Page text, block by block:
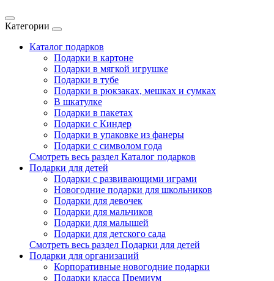
Категории
Каталог подарков
Подарки в картоне
Подарки в мягкой игрушке
Подарки в тубе
Подарки в рюкзаках, мешках и сумках
В шкатулке
Подарки в пакетах
Подарки с Киндер
Подарки в упаковке из фанеры
Подарки с символом года
Смотреть весь раздел Каталог подарков
Подарки для детей
Подарки с развивающими играми
Новогодние подарки для школьников
Подарки для девочек
Подарки для мальчиков
Подарки для малышей
Подарки для детского сада
Смотреть весь раздел Подарки для детей
Подарки для организаций
Корпоративные новогодние подарки
Подарки класса Премиум